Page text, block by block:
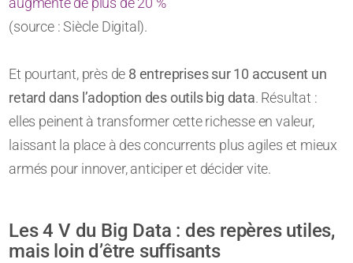
(source : Siècle Digital).
Et pourtant, près de 8 entreprises sur 10 accusent un
retard dans l’adoption des outils big data. Résultat :
elles peinent à transformer cette richesse en valeur,
laissant la place à des concurrents plus agiles et mieux
armés pour innover, anticiper et décider vite.
Les 4 V du Big Data : des repères utiles,
mais loin d’être suffisants